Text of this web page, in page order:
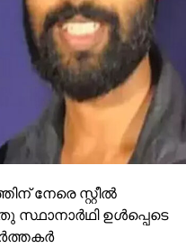
നേരെ സ്റ്റീല്‍
ഉള്‍പ്പെടെ